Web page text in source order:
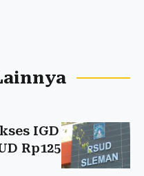
IGD
Rp125